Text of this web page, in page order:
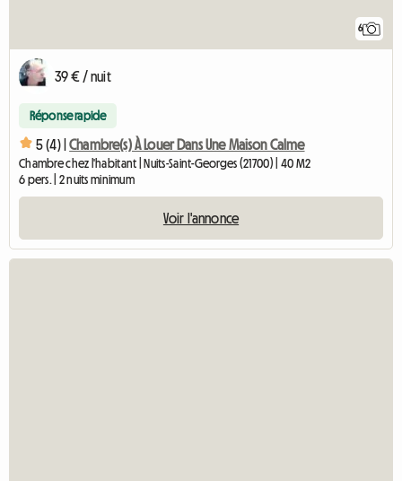
6
39 € / nuit
Réponse rapide
5 (4) | Chambre(s) À Louer Dans Une Maison Calme
Chambre chez l'habitant | Nuits-Saint-Georges (21700) | 40 M2
6 pers. | 2 nuits minimum
Voir l'annonce